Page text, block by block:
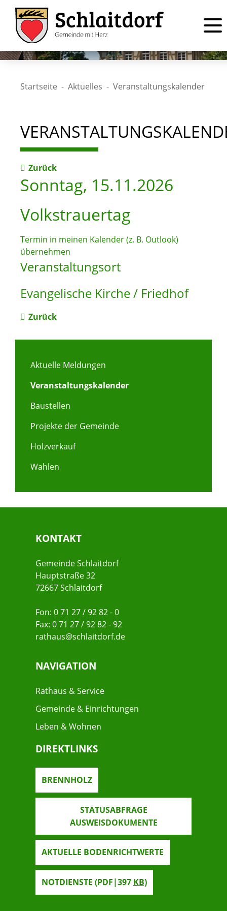
Startseite Aktuelles Veranstaltungskalender
Zurück
Sonntag, 15.11.2026
Volkstrauertag
Termin in meinen Kalender (z. B. Outlook)
übernehmen
Veranstaltungsort
Evangelische Kirche / Friedhof
Zurück
Aktuelle Meldungen
Veranstaltungskalender
Baustellen
Projekte der Gemeinde
Holzverkauf
Wahlen
KONTAKT
Gemeinde Schlaitdorf
Hauptstraße 32
72667 Schlaitdorf
Fon: 0 71 27 / 92 82 - 0
Fax: 0 71 27 / 92 82 - 92
rathaus@schlaitdorf.de
NAVIGATION
Rathaus & Service
Gemeinde & Einrichtungen
Leben & Wohnen
DIREKTLINKS
BRENNHOLZ
STATUSABFRAGE
AUSWEISDOKUMENTE
AKTUELLE BODENRICHTWERTE
NOTDIENSTE (PDF|397KB)